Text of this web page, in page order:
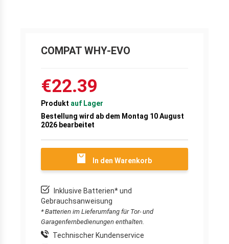
COMPAT WHY-EVO
€22.39
Produkt auf Lager
Bestellung wird ab dem Montag 10 August
2026 bearbeitet
In den Warenkorb
Inklusive Batterien* und
Gebrauchsanweisung
* Batterien im Lieferumfang für Tor- und
Garagenfernbedienungen enthalten.
Technischer Kundenservice